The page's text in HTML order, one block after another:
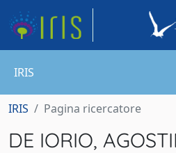
IRIS
IRIS Pagina ricercatore
DE IORIO,